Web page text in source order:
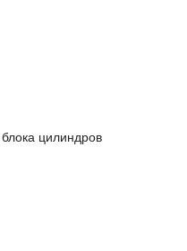
цилиндров